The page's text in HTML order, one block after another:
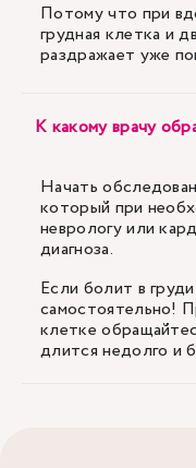
Потому что при
грудная клетка и
раздражает уже
К какому врачу
Начать
который при
неврологу или
диагноза.
Если болит в
самостоятельно!
клетке
длится недолго и